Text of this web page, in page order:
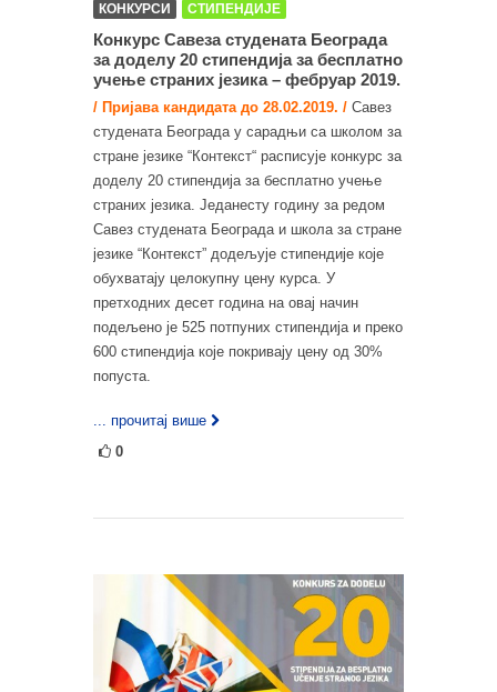
КОНКУРСИ СТИПЕНДИЈЕ
Конкурс Савеза студената Београда
за доделу 20 стипендија за бесплатнo
учење страних језика – фебруар 2019.
/ Пријава кандидата до 28.02.2019. / Савез
студената Београда у сарадњи са школом за
стране језике “Контекст“ расписује конкурс за
доделу 20 стипендија за бесплатнo учење
страних језика. Једанесту годину за редом
Савез студената Београда и школа за стране
језике “Контекст” додељује стипендије које
обухватају целокупну цену курса. У
претходних десет година на овај начин
подељено је 525 потпуних стипендија и преко
600 стипендија које покривају цену од 30%
попуста.
... прочитај више
0